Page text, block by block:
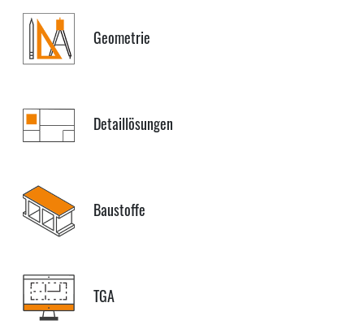
Geometrie
Detaillösungen
Baustoffe
TGA